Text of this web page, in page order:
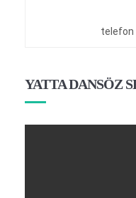
telefon
YATTA DANSÖZ